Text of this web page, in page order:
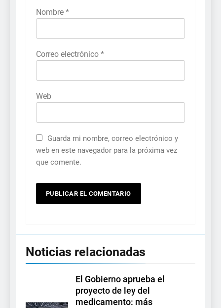
Nombre *
Correo electrónico *
Web
Guarda mi nombre, correo electrónico y
web en este navegador para la próxima vez
que comente.
Noticias relacionadas
El Gobierno aprueba el
proyecto de ley del
medicamento: más